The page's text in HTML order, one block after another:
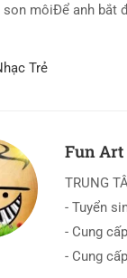
son môiĐể anh bắt
Trẻ
Fun Art
TRUNG
- Tuyển
- Cung
- Cung